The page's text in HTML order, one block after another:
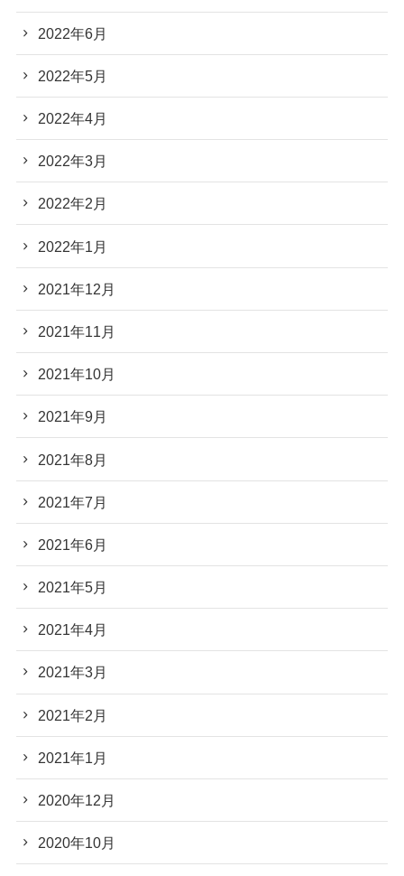
2022年6月
2022年5月
2022年4月
2022年3月
2022年2月
2022年1月
2021年12月
2021年11月
2021年10月
2021年9月
2021年8月
2021年7月
2021年6月
2021年5月
2021年4月
2021年3月
2021年2月
2021年1月
2020年12月
2020年10月